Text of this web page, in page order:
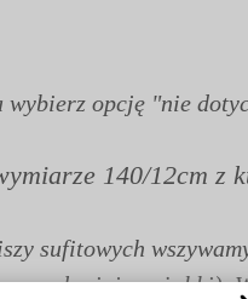
wybierz opcję "nie
140/12cm z
sufitowych
zasłaniającą żabki).